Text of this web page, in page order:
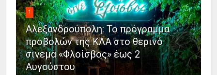
1
Αλεξανδρούπολη: Το πρόγραμμα
προβολών της ΚΛΑ στο θερινό
σινεμά «Φλοίσβος» έως 2
Αυγούστου